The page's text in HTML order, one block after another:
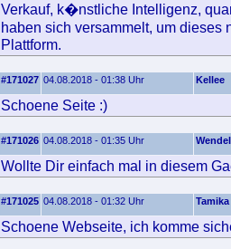
Verkauf, k�nstliche Intelligenz,
haben sich versammelt, um dieses
Plattform.
#171027 04.08.2018 - 01:38 Uhr Kellee
Schoene Seite :)
#171026 04.08.2018 - 01:35 Uhr
Wollte Dir einfach mal in diesem
#171025 04.08.2018 - 01:32 Uhr Tamika
Schoene Webseite, ich komme